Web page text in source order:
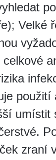
Velké
celkové
použití
umístit
zraní